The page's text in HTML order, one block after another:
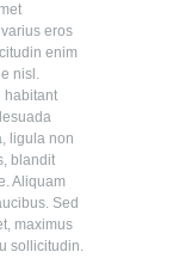
eros
enim
nisl.
habitant
ligula non
blandit
Aliquam
Sed
maximus
sollicitudin.